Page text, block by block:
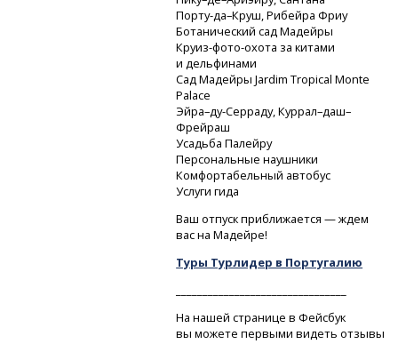
Порту-да–Круш,Рибейра Фриу
Ботанический сад Мадейры
Круиз-фото-охота за китами
и дельфинами
Сад Мадейры Jardim Tropical Monte
Palace
Эйра–ду-Серраду,Куррал–даш–
Фрейраш
Усадьба Палейру
Персональные наушники
Комфортабельный автобус
Услуги гида
Ваш отпуск приближается — ждем
вас на Мадейре!
Туры Турлидер в Португалию
На нашей странице в Фейсбук
вы можете первыми видеть отзывы